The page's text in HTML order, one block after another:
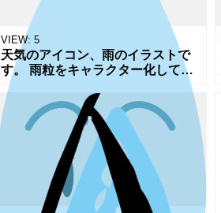
VIEW: 5
天気のアイコン、雨のイラストで
す。 雨粒をキャラクター化してい
ます。 雨のイメージはもちろんで
すが、水滴のキャラクターとして
水に関するあれこれのアイコンに
お使い